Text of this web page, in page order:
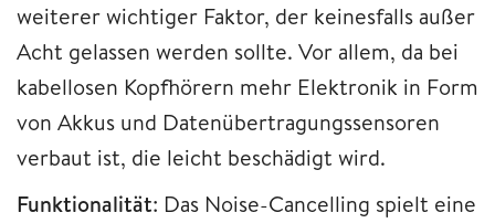
weiterer wichtiger Faktor, der keinesfalls außer
Acht gelassen werden sollte. Vor allem, da bei
kabellosen Kopfhörern mehr Elektronik in Form
von Akkus und Datenübertragungssensoren
verbaut ist, die leicht beschädigt wird.
Funktionalität: Das Noise-Cancelling spielt eine